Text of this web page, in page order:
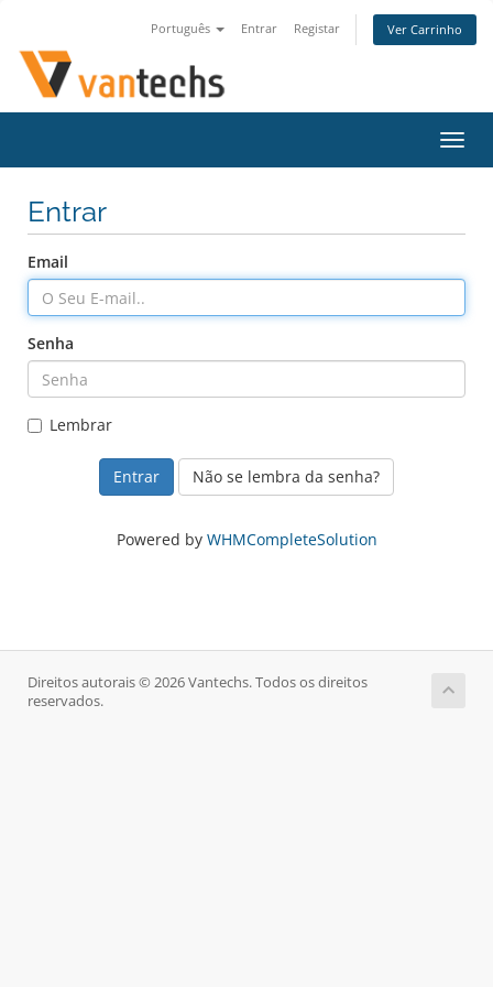
Português Entrar Registar Ver Carrinho
Entrar
Email
Senha
Lembrar
Não se lembra da senha?
Powered by WHMCompleteSolution
Direitos autorais © 2026 Vantechs. Todos os direitos
reservados.